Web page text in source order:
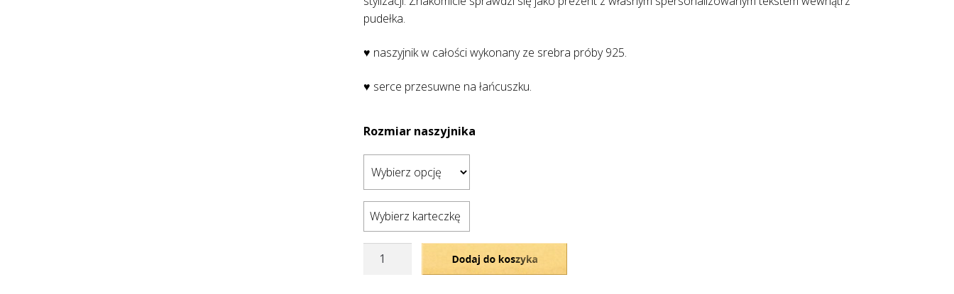
pudełka.
♥ naszyjnik w całości wykonany ze srebra próby 925.
♥ serce przesuwne na łańcuszku.
Rozmiar naszyjnika
Wybierz karteczkę
ilość
Dodaj do koszyka